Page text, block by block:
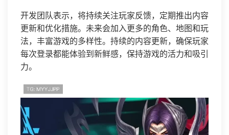
开发团队表示，将持续关注玩家反馈，定期推出内容
更新和优化措施。未来会加入更多的角色、地图和玩
法，丰富游戏的多样性。持续的内容更新，确保玩家
每次登录都能体验到新鲜感，保持游戏的活力和吸引
力。